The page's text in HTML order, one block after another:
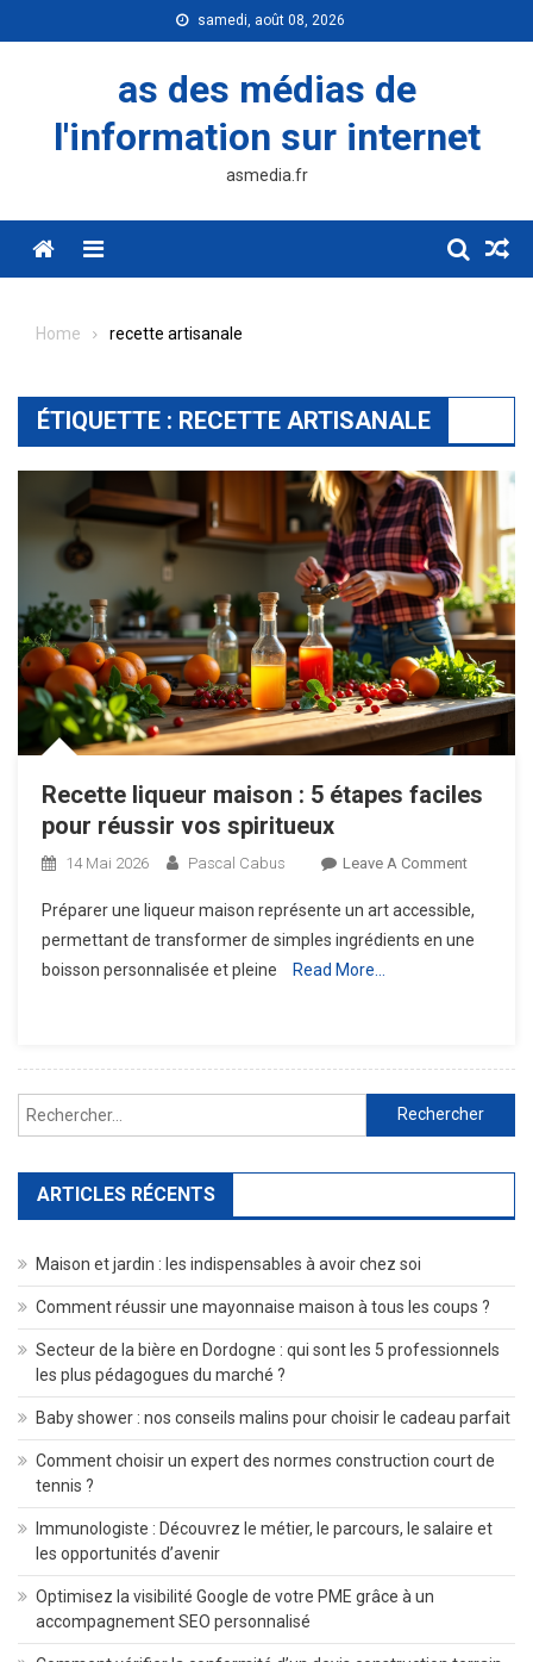
to
samedi, août 08, 2026
as des médias de
l'information sur internet
asmedia.fr
Menu
Home recette artisanale
ÉTIQUETTE : RECETTE ARTISANALE
Recette liqueur maison : 5 étapes faciles
pour réussir vos spiritueux
14 Mai 2026 Pascal Cabus Leave A CommentOn
Liqueur
Maison
Réussir
Vos
Préparer une liqueur maison représente un art accessible,
permettant de transformer de simples ingrédients en une
boisson personnalisée et pleine
Read More…
Rechercher :
ARTICLES RÉCENTS
Maison et jardin : les indispensables à avoir chez soi
Comment réussir une mayonnaise maison à tous les coups ?
Secteur de la bière en Dordogne : qui sont les 5 professionnels
les plus pédagogues du marché ?
Baby shower : nos conseils malins pour choisir le cadeau parfait
Comment choisir un expert des normes construction court de
tennis ?
Immunologiste : Découvrez le métier, le parcours, le salaire et
les opportunités d’avenir
Optimisez la visibilité Google de votre PME grâce à un
accompagnement SEO personnalisé